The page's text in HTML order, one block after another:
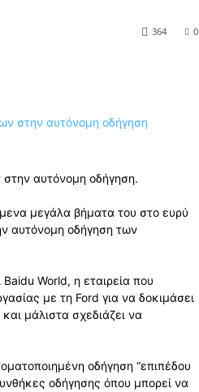
0
364
αυτόνομη οδήγηση.
μεγάλα βήματα του στο ευρύ
αυτόνομη οδήγηση των
World, η εταιρεία που
με τη Ford για να δοκιμάσει
μάλιστα σχεδιάζει να
οδήγηση “επιπέδου
οδήγησης όπου μπορεί να